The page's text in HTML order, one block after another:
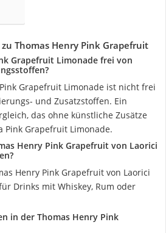
Thomas Henry Pink Grapefruit
Grapefruit Limonade frei von
Grapefruit Limonade ist nicht frei
und Zusatzstoffen. Ein
das ohne künstliche Zusätze
Pink Grapefruit Limonade.
Henry Pink Grapefruit von Laorici
Henry Pink Grapefruit von Laorici
Drinks mit Whiskey, Rum oder
in der Thomas Henry Pink